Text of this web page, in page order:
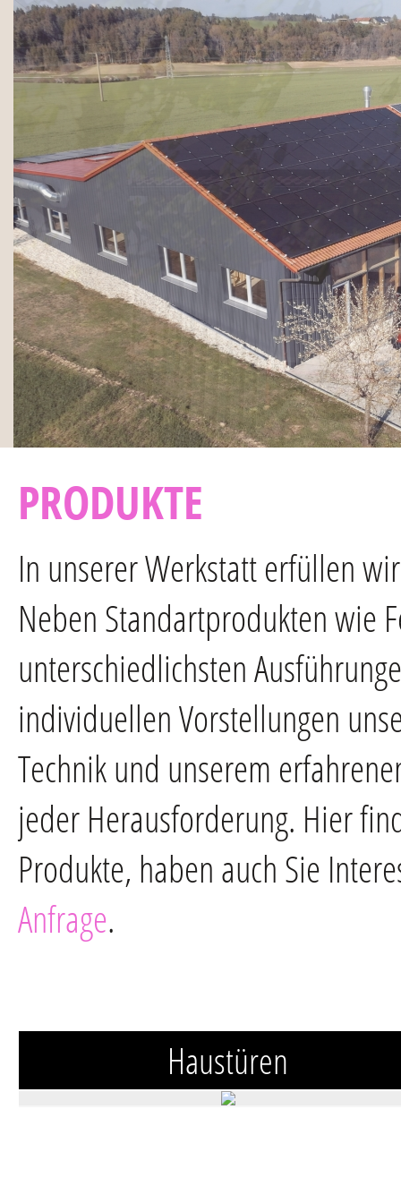
PRODUKTE
In unserer Werkstatt erfüllen
Neben Standartprodukten wie
unterschiedlichsten
individuellen Vorstellungen
Technik und unserem
jeder Herausforderung. Hier
Produkte, haben auch Sie
Anfrage.
Haustüren